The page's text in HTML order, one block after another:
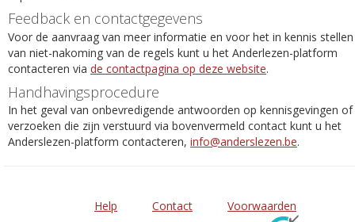
Feedback en contactgegevens
Voor de aanvraag van meer informatie en voor het in kennis stellen
van niet-nakoming van de regels kunt u het Anderlezen-platform
contacteren via de contactpagina op deze website.
Handhavingsprocedure
In het geval van onbevredigende antwoorden op kennisgevingen of
verzoeken die zijn verstuurd via bovenvermeld contact kunt u het
Anderslezen-platform contacteren, info@anderslezen.be.
Help Contact
Voorwaarden